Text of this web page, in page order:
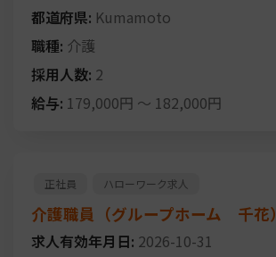
都道府県: Kumamoto
職種: 介護
採用人数: 2
給与: 179,000円 ～ 182,000円
正社員 ハローワーク求人
介護職員（グループホーム 千花）
求人有効年月日: 2026-10-31